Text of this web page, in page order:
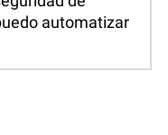
automatizar